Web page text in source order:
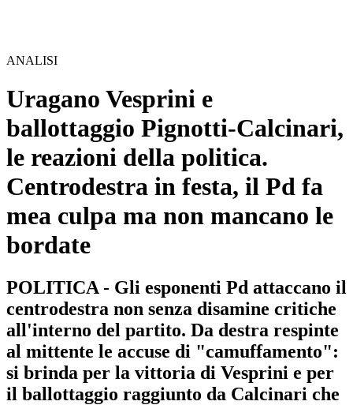
ANALISI
Uragano Vesprini e
ballottaggio Pignotti-Calcinari,
le reazioni della politica.
Centrodestra in festa, il Pd fa
mea culpa ma non mancano le
bordate
POLITICA - Gli esponenti Pd attaccano il
centrodestra non senza disamine critiche
all'interno del partito. Da destra respinte
al mittente le accuse di "camuffamento":
si brinda per la vittoria di Vesprini e per
il ballottaggio raggiunto da Calcinari che